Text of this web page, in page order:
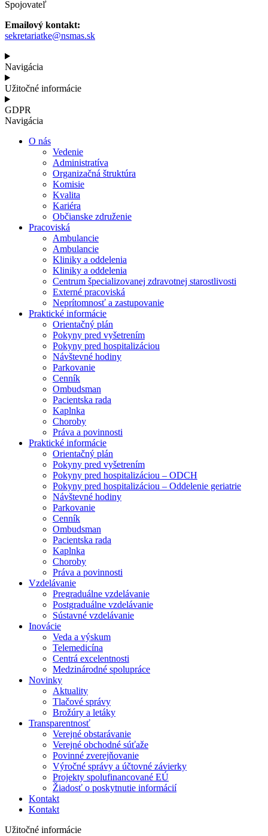
Spojovateľ
Emailový kontakt:
sekretariatke@nsmas.sk
Navigácia
Užitočné informácie
GDPR
Navigácia
O nás
Vedenie
Administratíva
Organizačná štruktúra
Komisie
Kvalita
Kariéra
Občianske združenie
Pracoviská
Ambulancie
Ambulancie
Kliniky a oddelenia
Kliniky a oddelenia
Centrum špecializovanej zdravotnej starostlivosti
Externé pracoviská
Neprítomnosť a zastupovanie
Praktické informácie
Orientačný plán
Pokyny pred vyšetrením
Pokyny pred hospitalizáciou
Návštevné hodiny
Parkovanie
Cenník
Ombudsman
Pacientska rada
Kaplnka
Choroby
Práva a povinnosti
Praktické informácie
Orientačný plán
Pokyny pred vyšetrením
Pokyny pred hospitalizáciou – ODCH
Pokyny pred hospitalizáciou – Oddelenie geriatrie
Návštevné hodiny
Parkovanie
Cenník
Ombudsman
Pacientska rada
Kaplnka
Choroby
Práva a povinnosti
Vzdelávanie
Pregraduálne vzdelávanie
Postgraduálne vzdelávanie
Sústavné vzdelávanie
Inovácie
Veda a výskum
Telemedicína
Centrá excelentnosti
Medzinárodné spolupráce
Novinky
Aktuality
Tlačové správy
Brožúry a letáky
Transparentnosť
Verejné obstarávanie
Verejné obchodné súťaže
Povinné zverejňovanie
Výročné správy a účtovné závierky
Projekty spolufinancované EÚ
Žiadosť o poskytnutie informácií
Kontakt
Kontakt
Užitočné informácie